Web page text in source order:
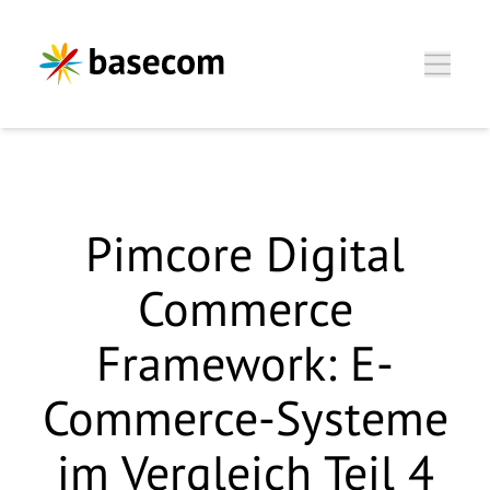
Pimcore Digital
Commerce
Framework: E-
Commerce-Systeme
im Vergleich Teil 4
Luisa Gröninger, Director
Wir freuen uns, Sie
kennenzulernen.